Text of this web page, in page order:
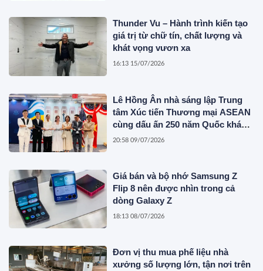
Thunder Vu – Hành trình kiến tạo
giá trị từ chữ tín, chất lượng và
khát vọng vươn xa
16:13 15/07/2026
Lê Hồng Ân nhà sáng lập Trung
tâm Xúc tiến Thương mại ASEAN
cùng dấu ấn 250 năm Quốc khánh
Hoa Kỳ
20:58 09/07/2026
Giá bán và bộ nhớ Samsung Z
Flip 8 nên được nhìn trong cả
dòng Galaxy Z
18:13 08/07/2026
Đơn vị thu mua phế liệu nhà
xưởng số lượng lớn, tận nơi trên